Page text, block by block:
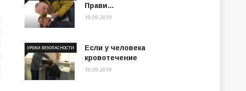
Прави…
19.09.2019
Если у человека
кровотечение
УРОКИ БЕЗОПАСНОСТИ
19.09.2019